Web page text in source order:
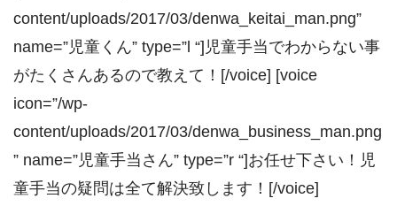
content/uploads/2017/03/denwa_keitai_man.png”
name=”児童くん” type=”l “]児童手当でわからない事
がたくさんあるので教えて！[/voice] [voice
icon=”/wp-
content/uploads/2017/03/denwa_business_man.png
” name=”児童手当さん” type=”r “]お任せ下さい！児
童手当の疑問は全て解決致します！[/voice]